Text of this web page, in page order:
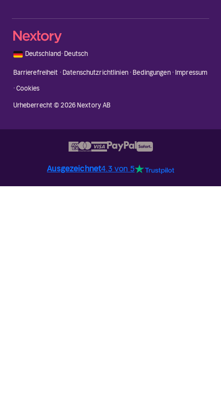
🇩🇪 Deutschland·Deutsch
Barrierefreiheit ·Datenschutzrichtlinien·Bedingungen· Impressum
·Cookies
Urheberrecht © 2026 Nextory AB
Ausgezeichnet4.3 von 5